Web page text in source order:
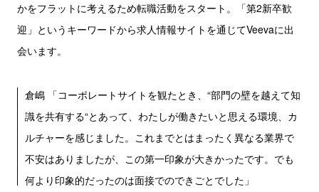
かをフラットに考えるため転職活動をスタート。「第2新卒歓
迎」というキーワードから求人情報サイトを通じてVeevaに出
会います。
倉嶋 「コーポレートサイトを観たとき、“部門の壁を越えて知
識を共有する“とあって、わたしが働きたいと思える環境、カ
ルチャーを感じました。これまでとはまったく異なる業界で
不安はありましたが、この第一印象が大きかったです。でも
何より印象的だったのは面接でのできごとでした」